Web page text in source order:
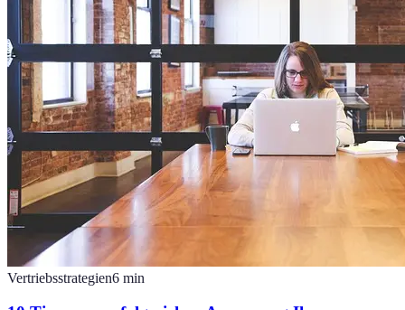
Vertriebsstrategien6 min